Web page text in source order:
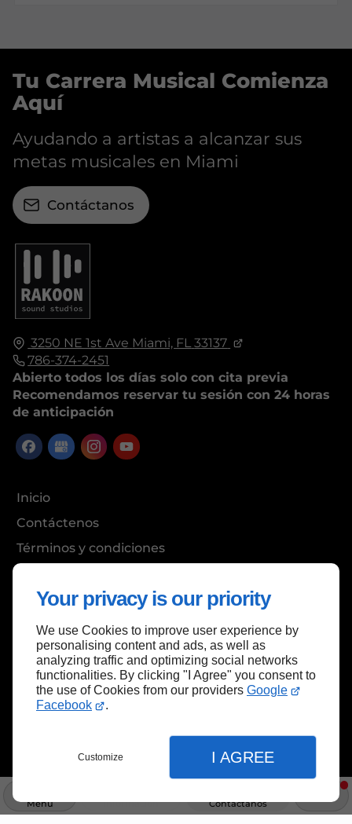
Your privacy is our priority
We use Cookies to improve user experience by
personalising content and ads, as well as
analyzing traffic and optimizing social networks
functionalities. By clicking "I Agree" you consent to
the use of Cookies from our providers Google
Facebook
.
Customize I AGREE
Menú Información Contáctanos
3250 NE 1st Ave Miami, FL 33137
786-374-2451
Abierto todos los días solo con cita previa
Recomendamos reservar tu sesión con 24 horas
de anticipación
Inicio
Contáctenos
Términos y condiciones
Tu Carrera Musical Comienza
Aquí
Ayudando a artistas a alcanzar sus
metas musicales en Miami
Contáctanos
Volver al principio